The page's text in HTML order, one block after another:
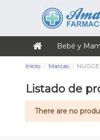
Bebé y
Inicio Marcas
Listado de
There are no